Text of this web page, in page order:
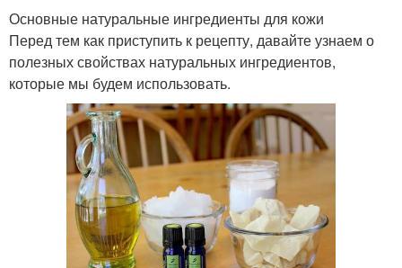
Основные натуральные ингредиенты для кожи
Перед тем как приступить к рецепту, давайте узнаем о
полезных свойствах натуральных ингредиентов,
которые мы будем использовать.